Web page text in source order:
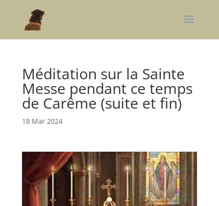
Méditation sur la Sainte
Messe pendant ce temps
de Carême (suite et fin)
18 Mar 2024